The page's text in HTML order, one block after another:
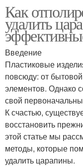
Как
удалить
Введение
Пластиковые
повсюду: от
элементов. Однако
свой
К счастью,
восстановить
этой статье мы
методы, которые
удалить царапины.